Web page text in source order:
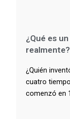
¿Qué es
realmente?
¿Quién
cuatro
comenzó en